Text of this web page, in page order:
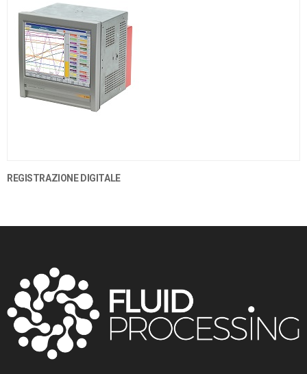
REGISTRAZIONE DIGITALE